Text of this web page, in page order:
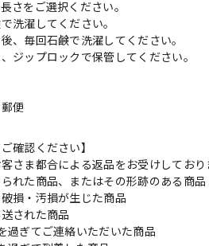
さをご選択ください。
洗濯してください。
、毎回石鹸で洗濯してください。
ジップロックで保管してください。
郵便
確認ください】
さま都合による返品をお受けしており
れた商品、またはその形跡のある商品
損・汚損が生じた商品
された商品
過ぎてご連絡いただいた商品